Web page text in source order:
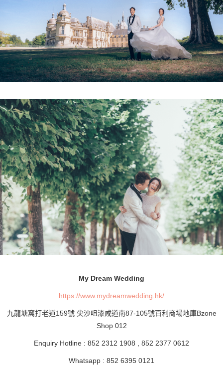
My Dream Wedding
https://www.mydreamwedding.hk/
九龍塘窩打老道159號 尖沙咀漆咸道南87-105號百利商場地庫Bzone
Shop 012
Enquiry Hotline : 852 2312 1908 , 852 2377 0612
Whatsapp : 852 6395 0121